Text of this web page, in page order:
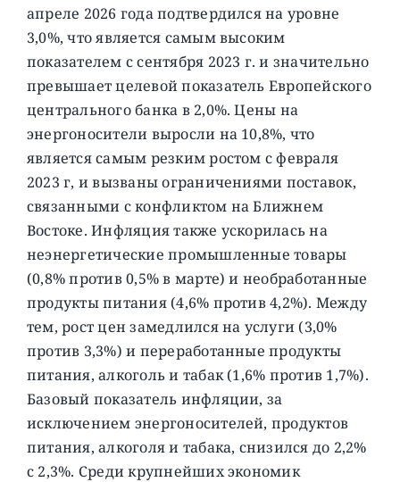
апреле 2026 года подтвердился на уровне
3,0%, что является самым высоким
показателем с сентября 2023 г. и значительно
превышает целевой показатель Европейского
центрального банка в 2,0%.Цены на
энергоносители выросли на 10,8%, что
является самым резким ростом с февраля
2023 г, и вызваны ограничениями поставок,
связанными с конфликтом на Ближнем
Востоке. Инфляция также ускорилась на
неэнергетические промышленные товары
(0,8% против 0,5% в марте) и необработанные
продукты питания (4,6% против 4,2%). Между
тем, рост цен замедлился на услуги (3,0%
против 3,3%) и переработанные продукты
питания, алкоголь и табак (1,6% против 1,7%).
Базовый показатель инфляции, за
исключением энергоносителей, продуктов
питания, алкоголя и табака, снизился до 2,2%
с 2,3%. Среди крупнейших экономик